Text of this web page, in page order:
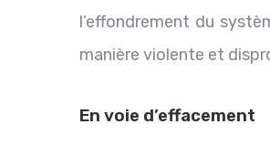
l’effondrement du
manière violente et
En voie d’effacement